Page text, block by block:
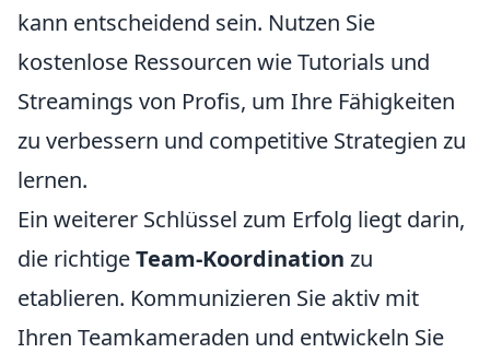
kann entscheidend sein. Nutzen Sie
kostenlose Ressourcen wie Tutorials und
Streamings von Profis, um Ihre Fähigkeiten
zu verbessern und competitive Strategien zu
lernen.
Ein weiterer Schlüssel zum Erfolg liegt darin,
die richtigeTeam-Koordination zu
etablieren. Kommunizieren Sie aktiv mit
Ihren Teamkameraden und entwickeln Sie